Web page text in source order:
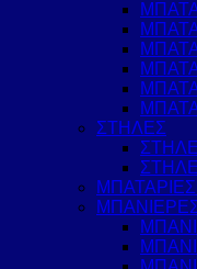
ΣΤΗΛΕΣ
ΜΠΑΤΑΡΙΕΣ